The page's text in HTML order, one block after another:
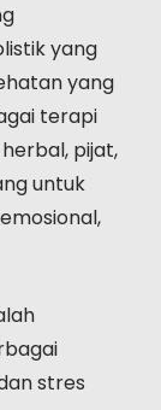
yang
yang
terapi
pijat,
untuk
stres